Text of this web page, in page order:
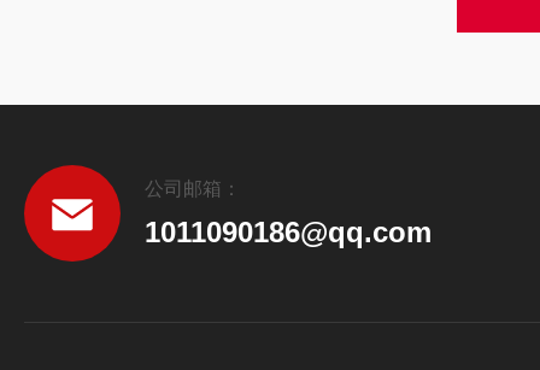
公司邮箱：
1011090186@qq.com